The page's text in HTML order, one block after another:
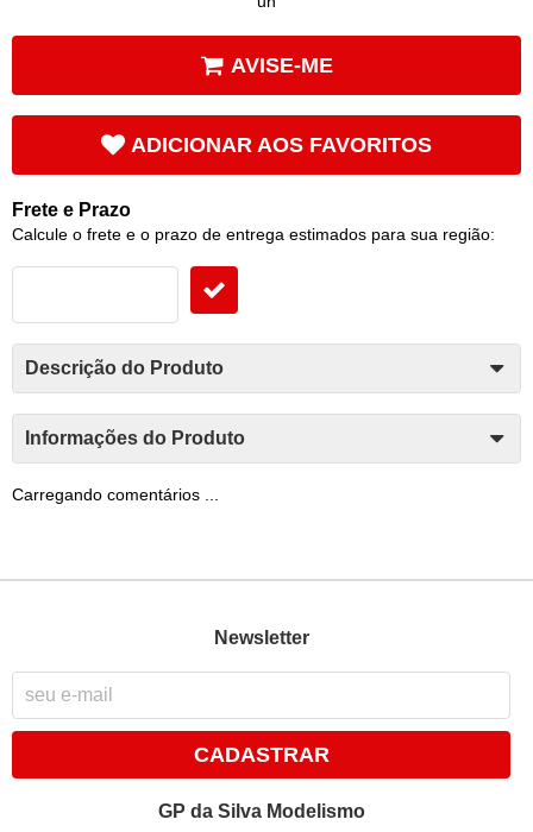
AVISE-ME
ADICIONAR AOS FAVORITOS
Frete e Prazo
Calcule o frete e o prazo de entrega estimados para sua região:
Descrição do Produto
Informações do Produto
Carregando comentários ...
Newsletter
CADASTRAR
GP da Silva Modelismo